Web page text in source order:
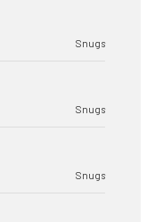
Snugs
Snugs
Snugs